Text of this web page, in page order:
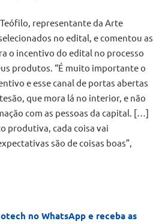
representante da Arte
no edital, e comentou as
o incentivo do edital no processo
produtos. “É muito importante o
e esse canal de portas abertas
que mora lá no interior, e não
com as pessoas da capital. […]
produtiva, cada coisa vai
são de coisas boas”,
no WhatsApp e receba as